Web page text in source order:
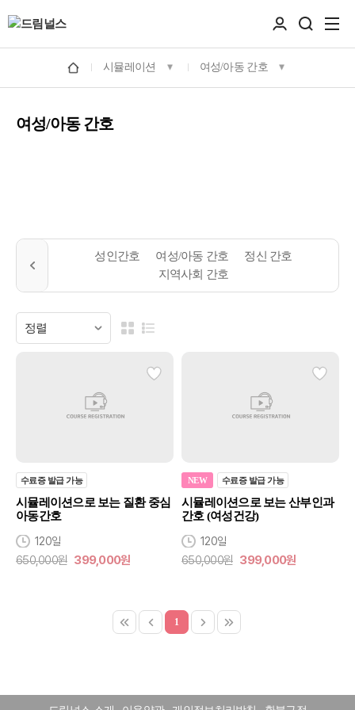
시뮬레이션 여성/아동 간호
여성/아동 간호
성인간호 여성/아동 간호
정신 간호
지역사회 간호
수료증 발급 가능
시뮬레이션으로 보는 질환 중심
아동간호
120일
650,000원 399,000원
NEW 수료증 발급 가능
시뮬레이션으로 보는 산부인과
간호 (여성건강)
120일
650,000원 399,000원
1